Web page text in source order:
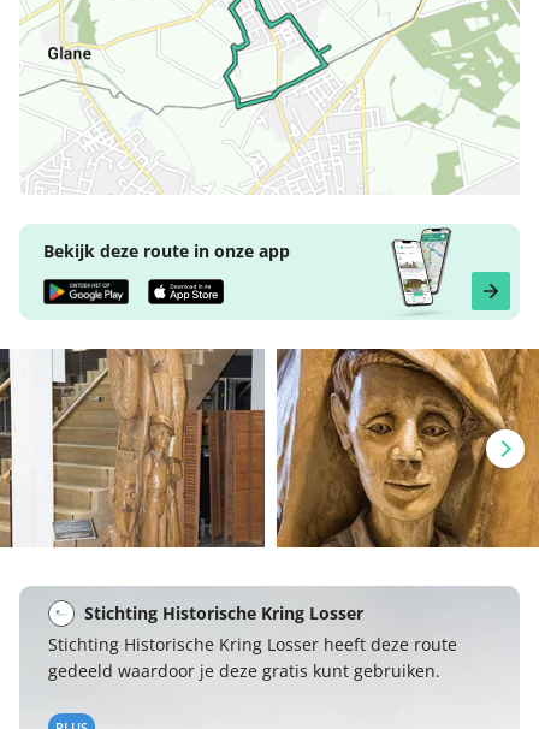
Bekijk deze route in onze app
Stichting Historische Kring Losser
Stichting Historische Kring Losser heeft deze route
gedeeld waardoor je deze gratis kunt gebruiken.